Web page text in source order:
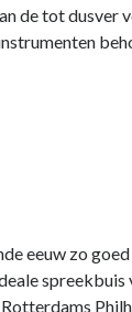
de tot dusver
eeuw zo